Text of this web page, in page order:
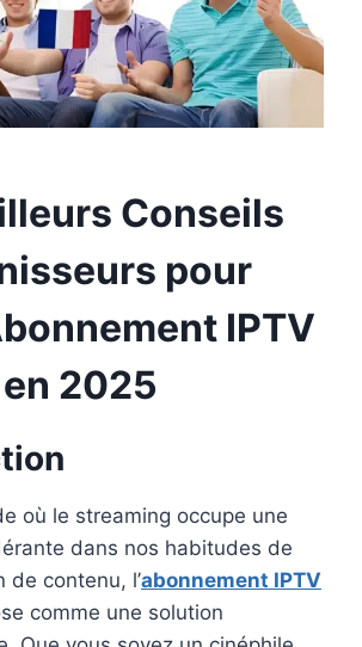
Conseils
pour
IPTV
2025
où le streaming occupe une
dans nos habitudes de
de contenu, l’abonnement IPTV
comme une solution